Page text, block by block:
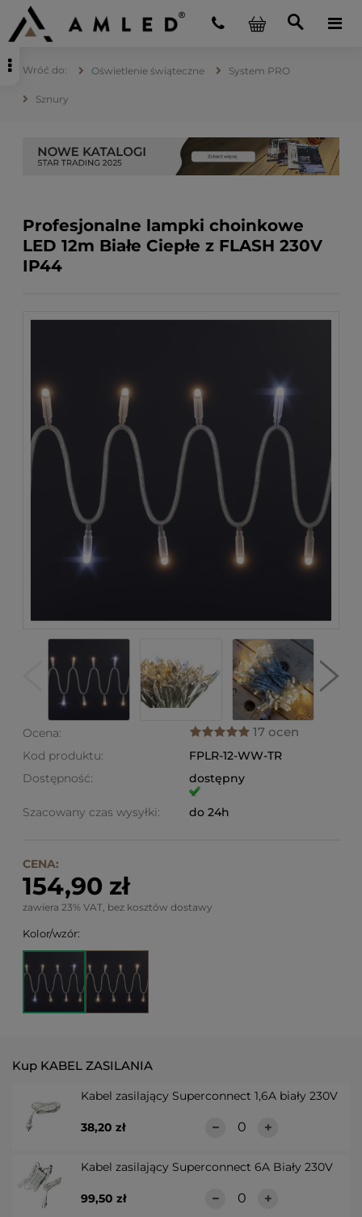
Oświetlenie świąteczne System PRO
Sznury
Profesjonalne lampki choinkowe
LED 12m Białe Ciepłe z FLASH 230V
IP44
Ocena: 17 ocen
Kod produktu:
FPLR-12-WW-TR
Dostępność:
dostępny
Szacowany czas wysyłki: do 24h
CENA:
154,90 zł
zawiera 23% VAT, bez kosztów dostawy
Kolor/wzór:
Kup KABEL ZASILANIA
Kabel zasilający Superconnect 1,6A biały 230V
38,20 zł
Kabel zasilający Superconnect 6A Biały 230V
99,50 zł